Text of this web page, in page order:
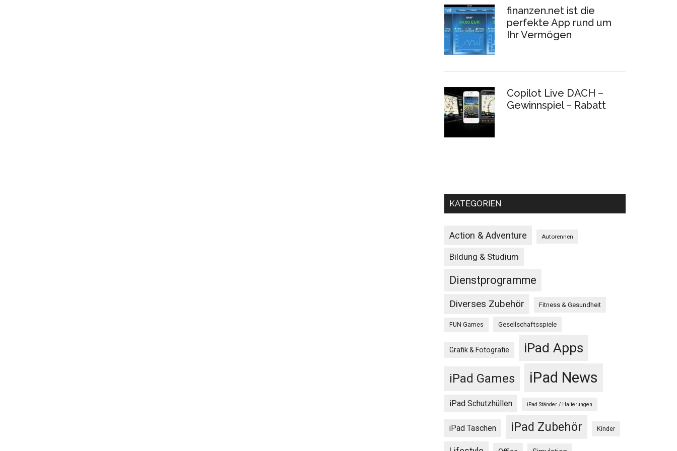
finanzen.net ist die
perfekte App rund um
Ihr Vermögen
Copilot Live DACH –
Gewinnspiel – Rabatt
KATEGORIEN
Action & Adventure Autorennen
Bildung & Studium
Dienstprogramme
Diverses Zubehör Fitness & Gesundheit
FUN Games Gesellschaftsspiele
Grafik & Fotografie iPad Apps
iPad Games iPad News
iPad Schutzhüllen iPad Ständer / Halterungen
iPad Taschen iPad Zubehör Kinder